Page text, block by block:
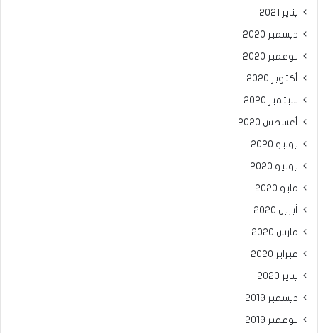
يناير 2021
ديسمبر 2020
نوفمبر 2020
أكتوبر 2020
سبتمبر 2020
أغسطس 2020
يوليو 2020
يونيو 2020
مايو 2020
أبريل 2020
مارس 2020
فبراير 2020
يناير 2020
ديسمبر 2019
نوفمبر 2019